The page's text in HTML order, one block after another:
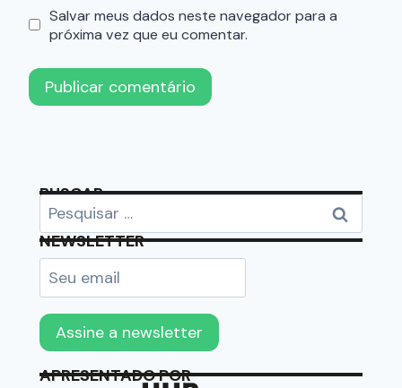
Salvar meus dados neste navegador para a
próxima vez que eu comentar.
BUSCAR
NEWSLETTER
APRESENTADO POR